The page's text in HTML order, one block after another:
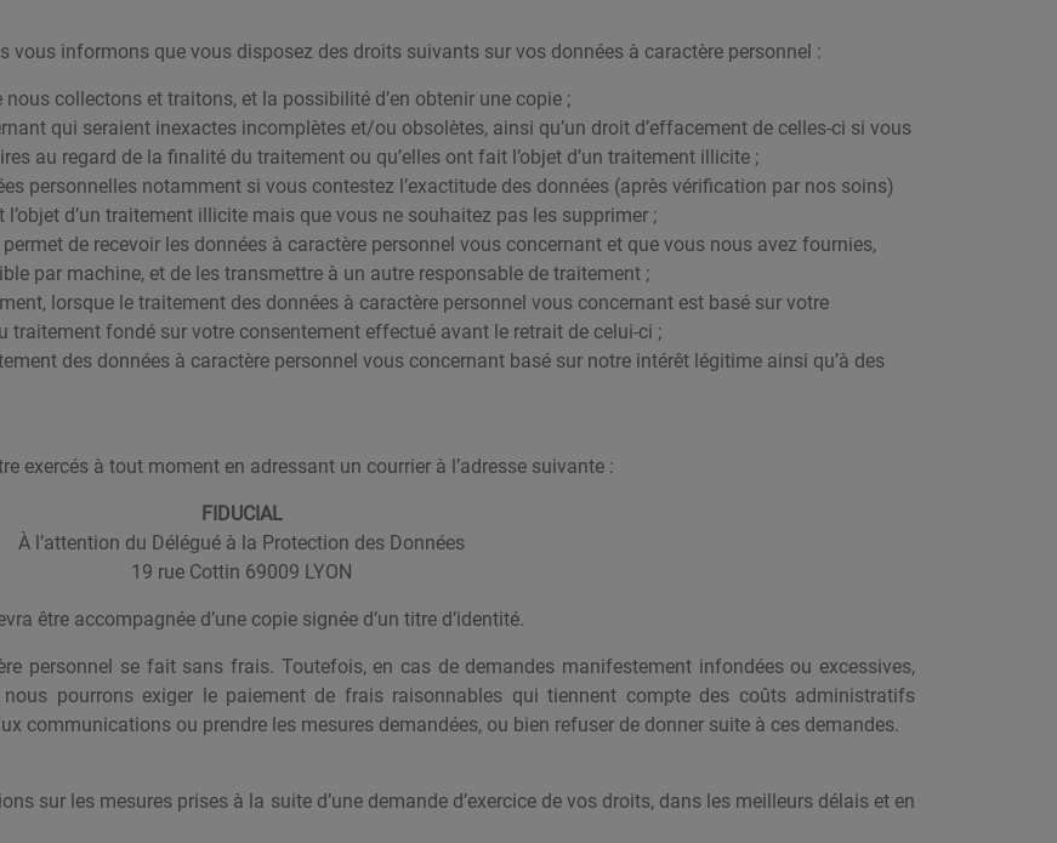
vous informons que vous disposez des droits suivants sur vos données à caractère personnel :
collectons et traitons, et la possibilité d’en obtenir une copie ;
qui seraient inexactes incomplètes et/ou obsolètes, ainsi qu’un droit d’effacement de celles-ci si vous
au regard de la finalité du traitement ou qu’elles ont fait l’objet d’un traitement illicite ;
personnelles notamment si vous contestez l’exactitude des données (après vérification par nos soins)
d’un traitement illicite mais que vous ne souhaitez pas les supprimer ;
de recevoir les données à caractère personnel vous concernant et que vous nous avez fournies,
par machine, et de les transmettre à un autre responsable de traitement ;
lorsque le traitement des données à caractère personnel vous concernant est basé sur votre
traitement fondé sur votre consentement effectué avant le retrait de celui-ci ;
des données à caractère personnel vous concernant basé sur notre intérêt légitime ainsi qu’à des
exercés à tout moment en adressant un courrier à l’adresse suivante :
FIDUCIAL
À l’attention du Délégué à la Protection des Données
19 rue Cottin 69009 LYON
être accompagnée d’une copie signée d’un titre d’identité.
personnel se fait sans frais. Toutefois, en cas de demandes manifestement infondées ou excessives,
pourrons exiger le paiement de frais raisonnables qui tiennent compte des coûts administratifs
communications ou prendre les mesures demandées, ou bien refuser de donner suite à ces demandes.
sur les mesures prises à la suite d’une demande d’exercice de vos droits, dans les meilleurs délais et en